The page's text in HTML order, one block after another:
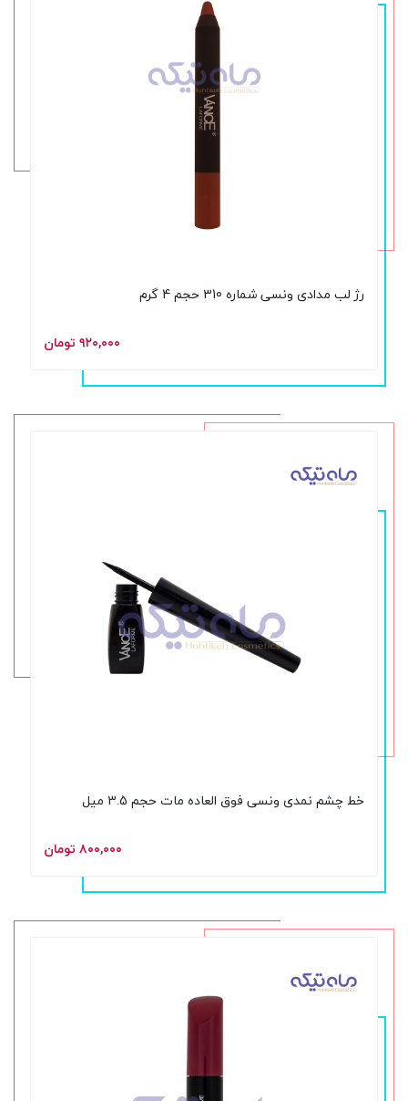
رژ لب مدادی ونسی شماره 310 حجم 4 گرم
۹۲۰,۰۰۰ تومان
خط چشم نمدی ونسی فوق العاده مات حجم 3.5 میل
۸۰۰,۰۰۰ تومان